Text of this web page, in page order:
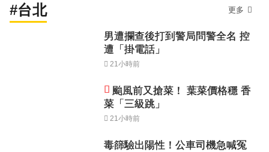
#台北 更多
男遭攔查後打到警局問警全名 控
遭「掛電話」
21小時前
颱風前又搶菜！ 葉菜價格穩 香
菜「三級跳」
21小時前
毒篩驗出陽性！公車司機急喊冤